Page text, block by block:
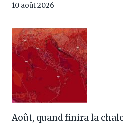
10 août 2026
Août, quand finira la